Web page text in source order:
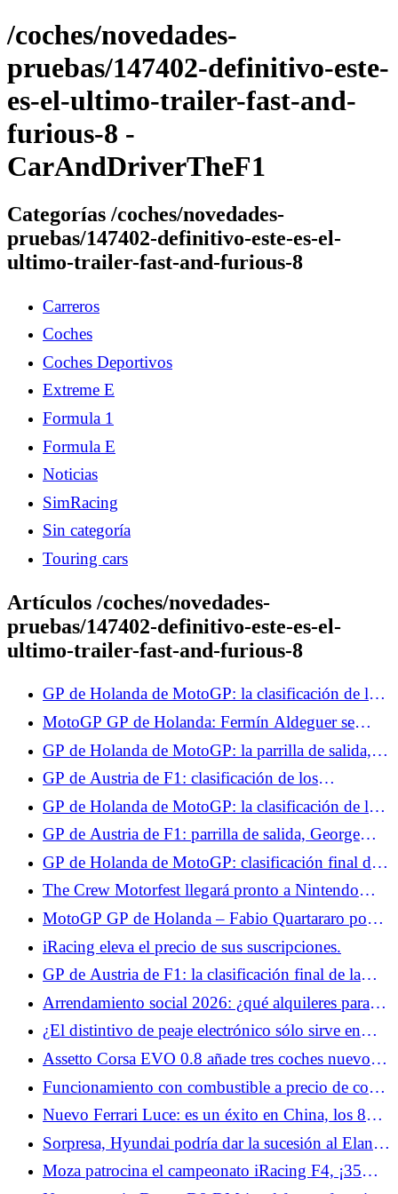
/coches/novedades-
pruebas/147402-definitivo-este-
es-el-ultimo-trailer-fast-and-
furious-8 -
CarAndDriverTheF1
Categorías /coches/novedades-
pruebas/147402-definitivo-este-es-el-
ultimo-trailer-fast-and-furious-8
Carreros
Coches
Coches Deportivos
Extreme E
Formula 1
Formula E
Noticias
SimRacing
Sin categoría
Touring cars
Artículos /coches/novedades-
pruebas/147402-definitivo-este-es-el-
ultimo-trailer-fast-and-furious-8
GP de Holanda de MotoGP: la clasificación de los
Libres 2, Marco Bezzecchi domina, Fabio
Quartararo a las puertas del Top 10
MotoGP GP de Holanda: Fermín Aldeguer se
retira tras una caída
GP de Holanda de MotoGP: la parrilla de salida,
Fabio Quartararo en el Top 10, las cuatro Aprilia
dominan la Q2
GP de Austria de F1: clasificación de los
entrenamientos libres 3, Georges Russell domina,
Isack Hadjar en el Top 10
GP de Holanda de MotoGP: la clasificación de la
carrera sprint, Fabio Quartararo en el Top 10, Raúl
Fernández líder
GP de Austria de F1: parrilla de salida, George
Russell supera a Leclerc y Hamilton en el último
momento, Isack Hadjar octavo
GP de Holanda de MotoGP: clasificación final de
la carrera, buen puesto para Fabio Quartararo, Ai
Ogura pone fin a una larga espera para Japón
The Crew Motorfest llegará pronto a Nintendo
Switch 2.
MotoGP GP de Holanda – Fabio Quartararo pone
en perspectiva su buen resultado en carrera: “En
términos de velocidad, fue más undécimo que
octavo”
iRacing eleva el precio de sus suscripciones.
GP de Austria de F1: la clasificación final de la
carrera, Max Verstappen está muy cerca de la
victoria, Isack Hadjar a las puertas del Top 5
Arrendamiento social 2026: ¿qué alquileres para
Alfa Romeo Junior y Lancia Ypsilon?
¿El distintivo de peaje electrónico sólo sirve en
vacaciones?
Assetto Corsa EVO 0.8 añade tres coches nuevos,
Kyalami, VR y modding.
Funcionamiento con combustible a precio de coste
en E.Leclerc los días 3 y 4 de julio: buenas noticias
para los automovilistas de cara a las vacaciones
Nuevo Ferrari Luce: es un éxito en China, los 88
ejemplares previstos ya se han vendido
Sorpresa, Hyundai podría dar la sucesión al Elantra
y al i40 en Europa y reinvertir en el segmento de
las berlinas familiares
Moza patrocina el campeonato iRacing F4, ¡35